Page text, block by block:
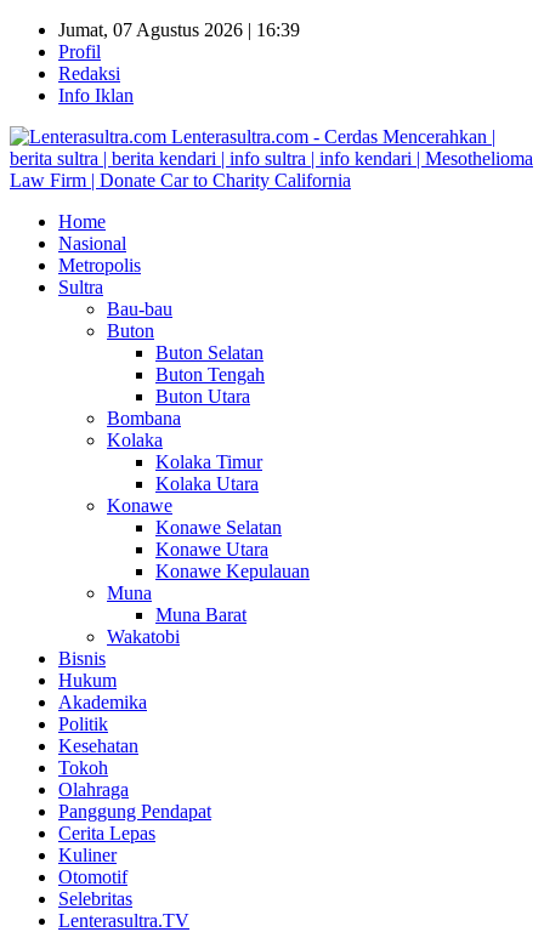
Jumat, 07 Agustus 2026 | 16:39
Profil
Redaksi
Info Iklan
Lenterasultra.com - Cerdas Mencerahkan |
berita sultra | berita kendari | info sultra | info kendari | Mesothelioma
Law Firm | Donate Car to Charity California
Home
Nasional
Metropolis
Sultra
Bau-bau
Buton
Buton Selatan
Buton Tengah
Buton Utara
Bombana
Kolaka
Kolaka Timur
Kolaka Utara
Konawe
Konawe Selatan
Konawe Utara
Konawe Kepulauan
Muna
Muna Barat
Wakatobi
Bisnis
Hukum
Akademika
Politik
Kesehatan
Tokoh
Olahraga
Panggung Pendapat
Cerita Lepas
Kuliner
Otomotif
Selebritas
Lenterasultra.TV